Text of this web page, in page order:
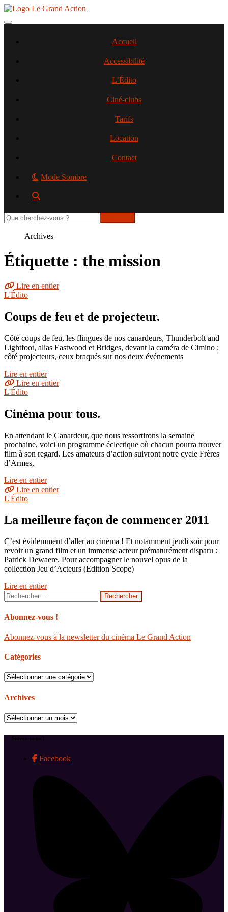
Aller
contenu
Toggle navigation
Accueil
Accessibilité
L’Édito
Ciné-clubs
Tarifs
Location
Contact
Mode Sombre
Rechercher
sur
Archives
Étiquette : the mission
Lire en entier
L'Édito
Coups de feu et de projecteur.
Côté coups de feu, les flingues de nos canardeurs, Thunderbolt and
Lightfoot, alias Eastwood et Bridges, devant la caméra de Cimino ;
côté projecteurs, ceux braqués sur nos deux événements
Lire en entier
Lire en entier
L'Édito
Cinéma pour tous.
En attendant le Canardeur, que nous ressortirons la semaine
prochaine, voici un programme éclectique où chacun pourra trouver
film à son regard. Les amateurs d’action suivront notre cycle Frères
d’Armes,
Lire en entier
Lire en entier
L'Édito
La meilleure façon de commencer 2011
C’est évidemment d’aller au cinéma ! Et notamment jeudi soir pour
revoir un grand film et un immense acteur prématurément disparu :
Patrick Dewaere. Pour accompagner le nouvel opus de la
collection Jeu d’Acteurs (Edition Scope)
Lire en entier
Rechercher :
Abonnez-vous !
Abonnez-vous à la newsletter du cinéma Le Grand Action
Catégories
Catégories
Archives
Archives
Suivez-nous !
Facebook